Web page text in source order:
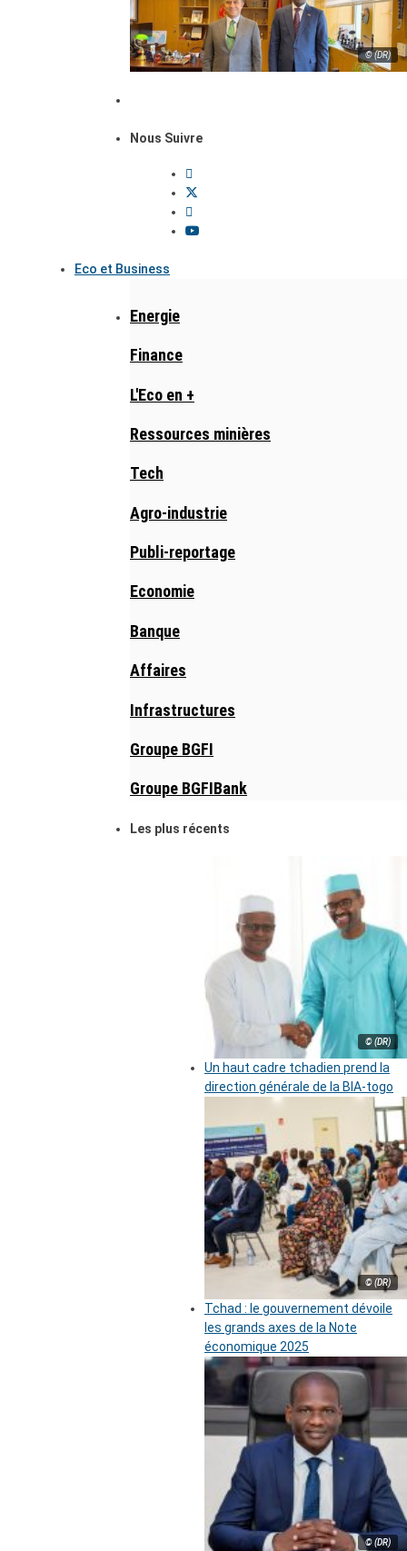
© (DR)
Nous Suivre
Eco et Business
Energie
Finance
L'Eco en +
Ressources minières
Tech
Agro-industrie
Publi-reportage
Economie
Banque
Affaires
Infrastructures
Groupe BGFI
Groupe BGFIBank
Les plus récents
© (DR)
Un haut cadre tchadien prend la
direction générale de la BIA-togo
© (DR)
Tchad : le gouvernement dévoile
les grands axes de la Note
économique 2025
© (DR)